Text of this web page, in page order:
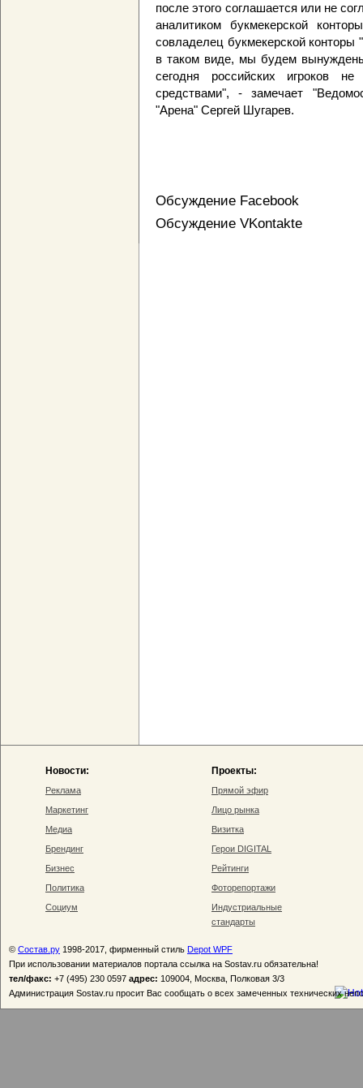
после этого соглашается или не
аналитиком букмекерской
совладелец букмекерской конторы
в таком виде, мы будем
сегодня российских игроков
средствами", - замечает
"Арена" Сергей Шугарев.
Обсуждение Facebook
Обсуждение VKontakte
Новости:
Реклама
Маркетинг
Медиа
Брендинг
Бизнес
Политика
Социум
Проекты:
Прямой эфир
Лицо рынка
Визитка
Герои DIGITAL
Рейтинги
Фоторепортажи
Индустриальные
стандарты
© Состав.ру 1998-2017, фирменный стиль Depot WPF
При использовании материалов портала ссылка на Sostav.ru обязательна!
тел/факс: +7 (495) 230 0597 адрес: 109004, Москва, Полковая 3/3
Администрация Sostav.ru просит Вас сообщать о всех замеченных технических